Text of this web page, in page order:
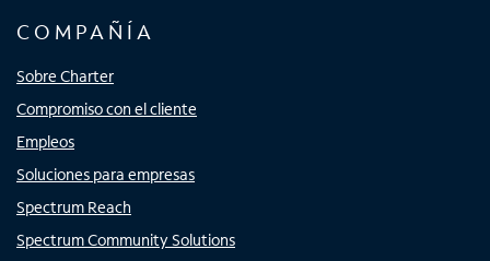
COMPAÑÍA
Sobre Charter
Compromiso con el cliente
Empleos
Soluciones para empresas
Spectrum Reach
Spectrum Community Solutions